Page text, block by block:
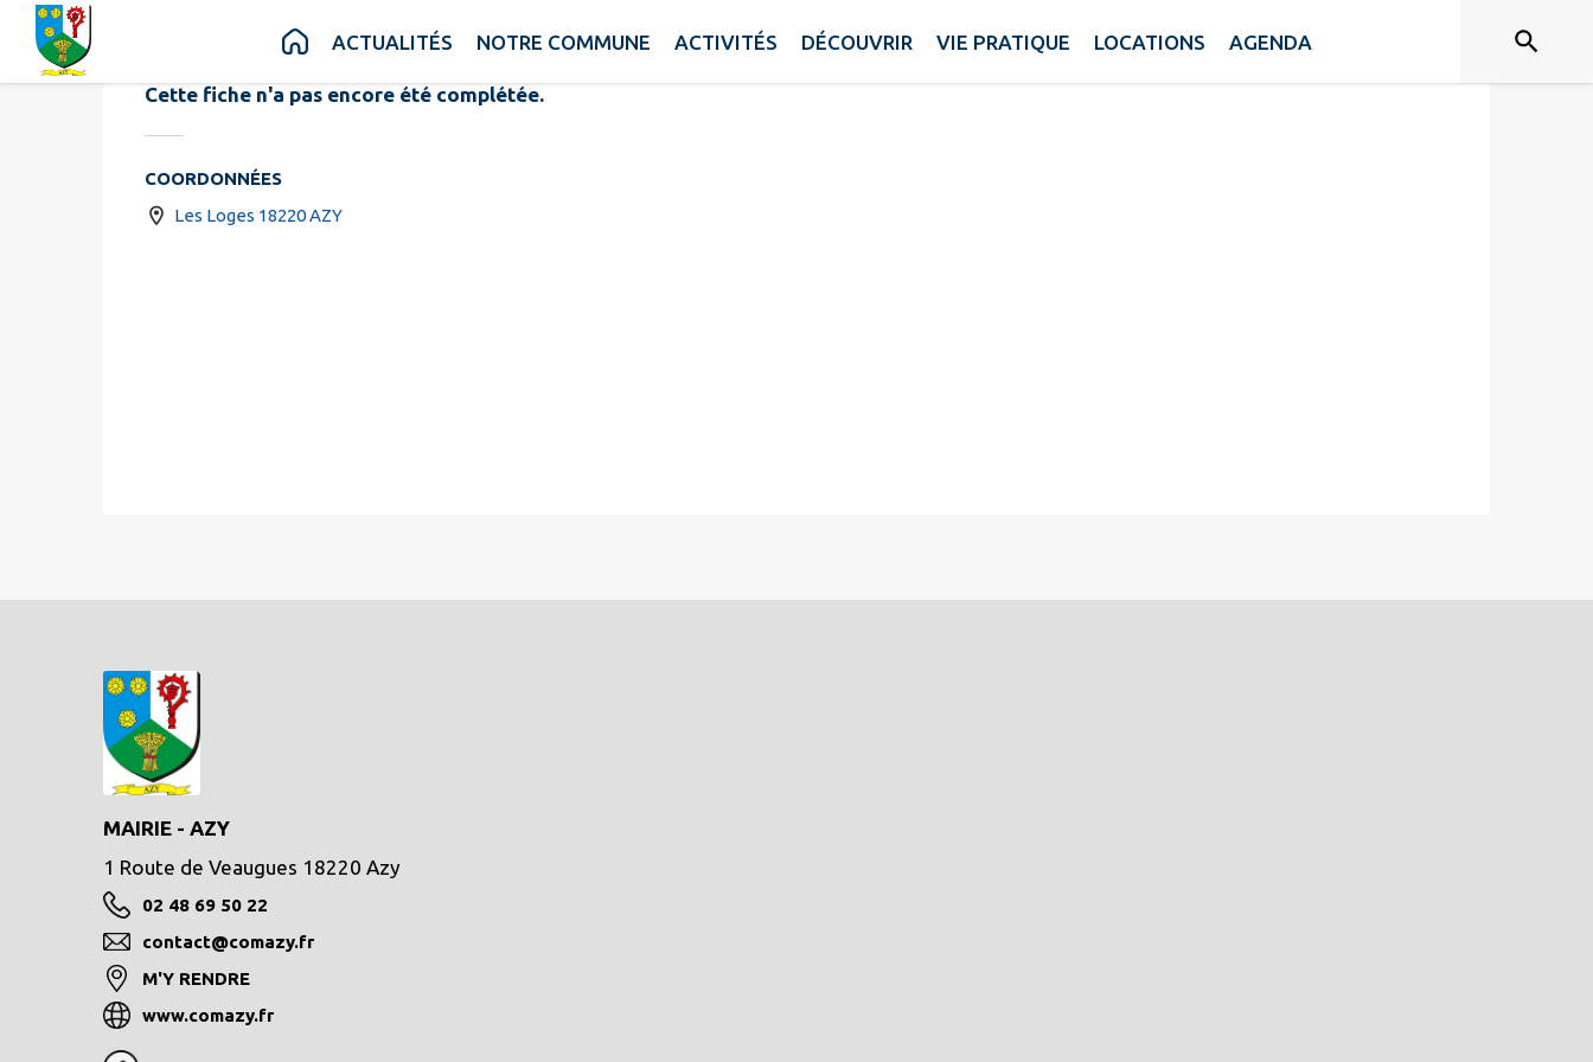
Contenu Recherche Pied de page
ACTUALITÉS NOTRE COMMUNE ACTIVITÉS DÉCOUVRIR VIE PRATIQUE LOCATIONS AGENDA
Gîte des Loges
Cette fiche n'a pas encore été complétée.
COORDONNÉES
Les Loges 18220 AZY
MAIRIE - AZY
1 Route de Veaugues 18220 Azy
02 48 69 50 22
contact@comazy.fr
M'Y RENDRE
www.comazy.fr